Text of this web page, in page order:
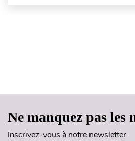
Ne manquez pas les
Inscrivez-vous à notre newsletter